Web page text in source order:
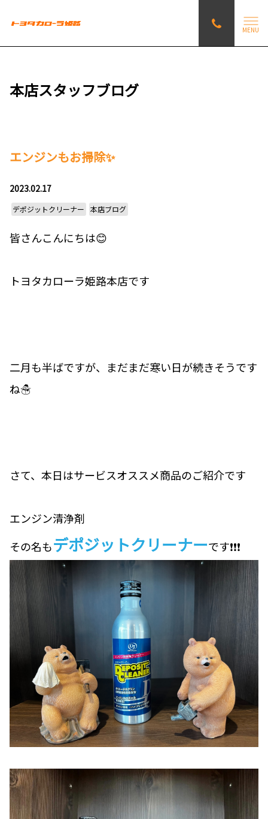
MENU
本店スタッフブログ
エンジンもお掃除✨
2023.02.17
デポジットクリーナー 本店ブログ
皆さんこんにちは😊
トヨタカローラ姫路本店です
二月も半ばですが、まだまだ寒い日が続きそうです
ね☃
さて、本日はサービスオススメ商品のご紹介です
エンジン清浄剤
その名もデポジットクリーナーです❗❗❗